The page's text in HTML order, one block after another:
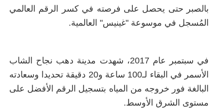
بالصبر حتى يحصل على فرصته في كسر الرقم العالمي
المُسجل في موسوعة "غينيس" العالمية.
في سبتمبر عام 2017، شهدت مدينة دهب نجاح الشاب
الأسمر في البقاء لـ100 ساعة و20 دقيقة تحديدا وسعادته
البالغة فور خروجه من المياه بتسجيل الرقم الأفضل على
مستوى الشرق الأوسط.